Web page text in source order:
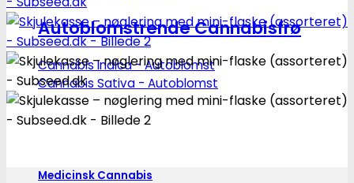
Autoblomstrende Cannabisfrø
Cannabis Indica - Autoblomst
Cannabis Sativa - Autoblomst
Medicinsk Cannabis